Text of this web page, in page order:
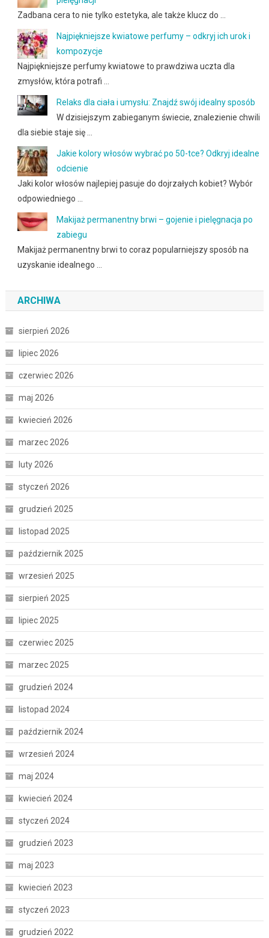
Zadbana cera to nie tylko estetyka, ale także klucz do …
Najpiękniejsze kwiatowe perfumy – odkryj ich urok i
kompozycje
Najpiękniejsze perfumy kwiatowe to prawdziwa uczta dla
zmysłów, która potrafi …
Relaks dla ciała i umysłu: Znajdź swój idealny sposób
W dzisiejszym zabieganym świecie, znalezienie chwili
dla siebie staje się …
Jakie kolory włosów wybrać po 50-tce? Odkryj idealne
odcienie
Jaki kolor włosów najlepiej pasuje do dojrzałych kobiet? Wybór
odpowiedniego …
Makijaż permanentny brwi – gojenie i pielęgnacja po
zabiegu
Makijaż permanentny brwi to coraz popularniejszy sposób na
uzyskanie idealnego …
ARCHIWA
sierpień 2026
lipiec 2026
czerwiec 2026
maj 2026
kwiecień 2026
marzec 2026
luty 2026
styczeń 2026
grudzień 2025
listopad 2025
październik 2025
wrzesień 2025
sierpień 2025
lipiec 2025
czerwiec 2025
marzec 2025
grudzień 2024
listopad 2024
październik 2024
wrzesień 2024
maj 2024
kwiecień 2024
styczeń 2024
grudzień 2023
maj 2023
kwiecień 2023
styczeń 2023
grudzień 2022